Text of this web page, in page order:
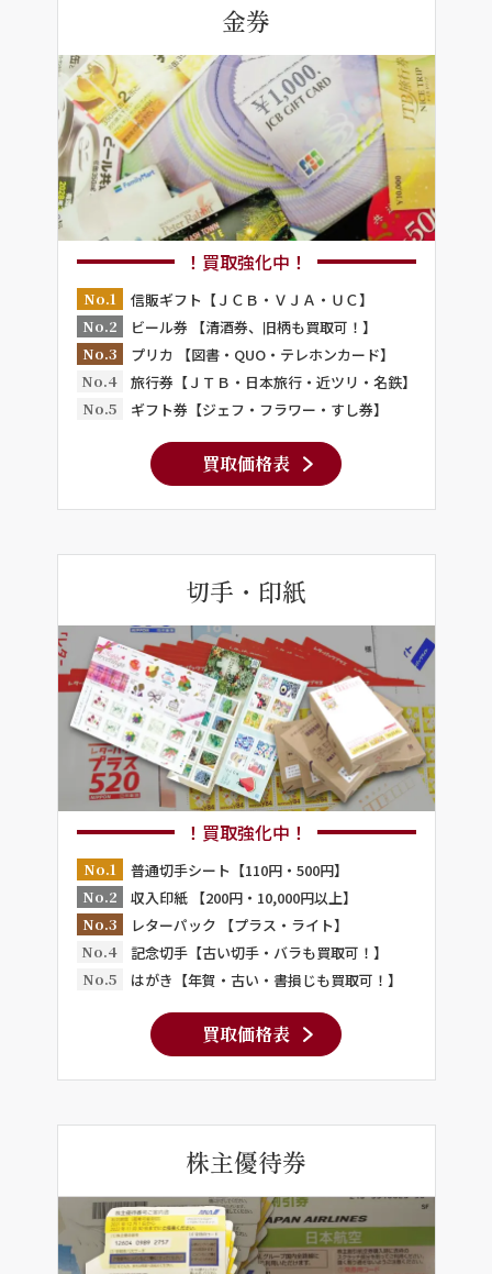
金券
！買取強化中！
No.1
信販ギフト【ＪＣＢ・ＶＪＡ・ＵＣ】
No.2
ビール券 【清酒券、旧柄も買取可！】
No.3
プリカ 【図書・QUO・テレホンカード】
No.4
旅行券【ＪＴＢ・日本旅行・近ツリ・名鉄】
No.5
ギフト券【ジェフ・フラワー・すし券】
買取価格表
切手・印紙
！買取強化中！
No.1
普通切手シート【110円・500円】
No.2
収入印紙 【200円・10,000円以上】
No.3
レターパック 【プラス・ライト】
No.4
記念切手【古い切手・バラも買取可！】
No.5
はがき【年賀・古い・書損じも買取可！】
買取価格表
株主優待券